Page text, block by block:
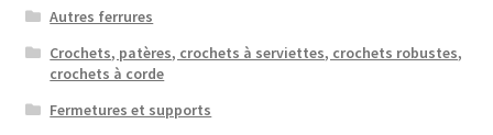
Autres ferrures
Crochets, patères, crochets à serviettes, crochets robustes,
crochets à corde
Fermetures et supports